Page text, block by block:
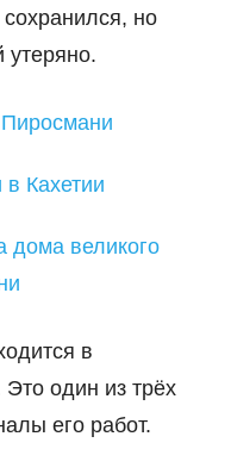
но
в
один из трёх
его работ.